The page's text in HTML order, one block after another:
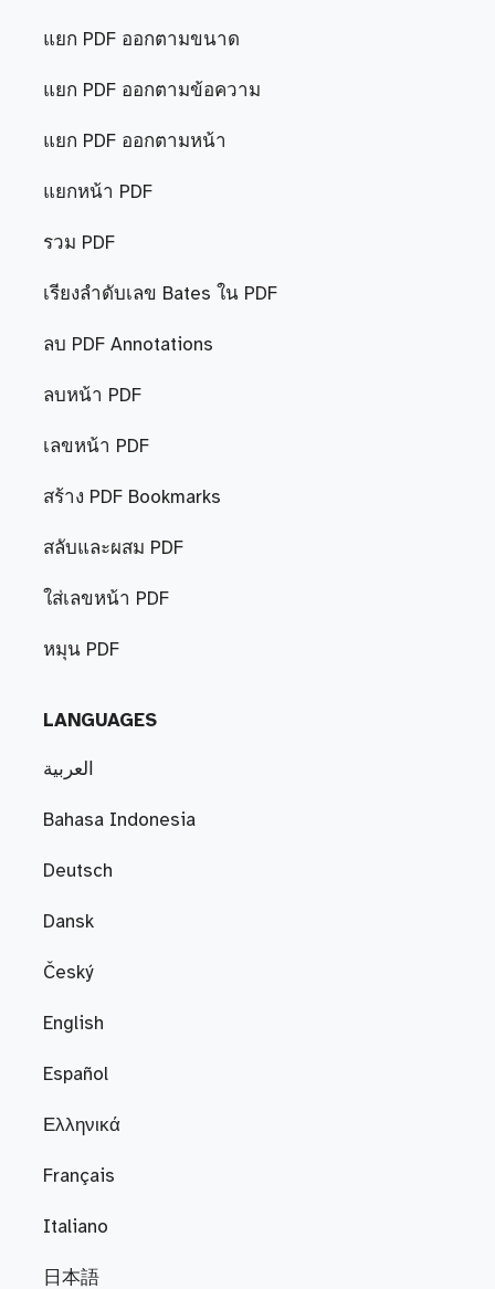
แยก PDF ออกตามขนาด
แยก PDF ออกตามข้อความ
แยก PDF ออกตามหน้า
แยกหน้า PDF
รวม PDF
เรียงลำดับเลข Bates ใน PDF
ลบ PDF Annotations
ลบหน้า PDF
เลขหน้า PDF
สร้าง PDF Bookmarks
สลับและผสม PDF
ใส่เลขหน้า PDF
หมุน PDF
LANGUAGES
العربية
Bahasa Indonesia
Deutsch
Dansk
Český
English
Español
Ελληνικά
Français
Italiano
日本語